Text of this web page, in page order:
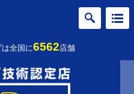
全国に6562店舗